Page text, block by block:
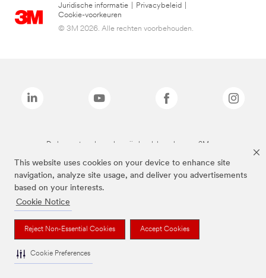
This website uses cookies on your device to enhance site
navigation, analyze site usage, and deliver you advertisements
based on your interests.
Cookie Notice
Reject Non-Essential Cookies Accept Cookies
Cookie Preferences
Juridische informatie Privacybeleid
Cookie-voorkeuren
© 3M 2026. Alle rechten voorbehouden.
De bovenstaande merken zijn handelsmerken van 3M.we